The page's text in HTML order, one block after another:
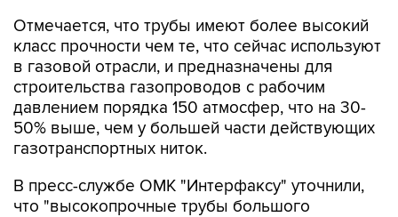
Отмечается, что трубы имеют более высокий
класс прочности чем те, что сейчас используют
в газовой отрасли, и предназначены для
строительства газопроводов с рабочим
давлением порядка 150 атмосфер, что на 30-
50% выше, чем у большей части действующих
газотранспортных ниток.
В пресс-службе ОМК "Интерфаксу" уточнили,
что "высокопрочные трубы большого